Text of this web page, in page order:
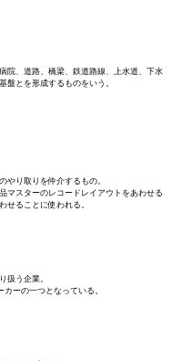
院、道路、橋梁、鉄道路線、上水道、下水
盤とを形成するものをいう。
やり取りを仲介するもの。
マスターのレコードレイアウトをあわせる
せることに使われる。
扱う企業。
ーの一つとなっている。